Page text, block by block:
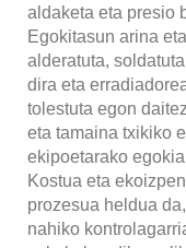
aldaketa eta presio
Egokitasun arina
alderatuta,
dira eta
tolestuta egon
eta tamaina txikiko
ekipoetarako
Kostua eta
prozesua heldua
nahiko